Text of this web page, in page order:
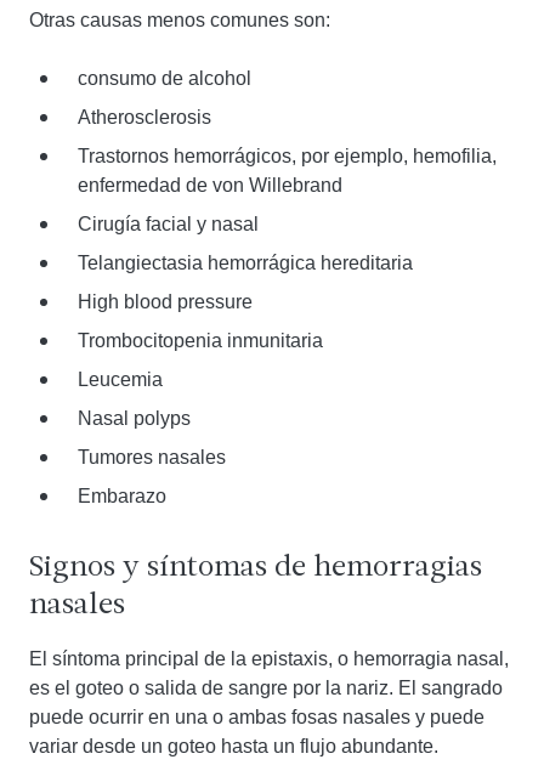
Otras causas menos comunes son:
consumo de alcohol
Atherosclerosis
Trastornos hemorrágicos, por ejemplo, hemofilia,
enfermedad de von Willebrand
Cirugía facial y nasal
Telangiectasia hemorrágica hereditaria
High blood pressure
Trombocitopenia inmunitaria
Leucemia
Nasal polyps
Tumores nasales
Embarazo
Signos y síntomas de hemorragias
nasales
El síntoma principal de la epistaxis, o hemorragia nasal,
es el goteo o salida de sangre por la nariz. El sangrado
puede ocurrir en una o ambas fosas nasales y puede
variar desde un goteo hasta un flujo abundante.